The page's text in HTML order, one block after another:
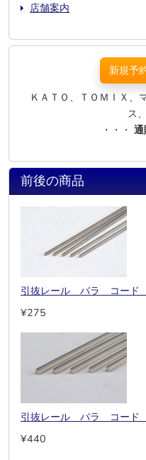
店舗案内
新規予
ＫＡＴＯ、ＴＯＭＩＸ、
ス
・・・
前後の商品
引抜レール バラ コード
¥275
引抜レール バラ コード
¥440